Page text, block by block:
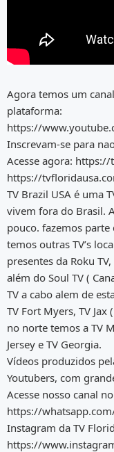
Agora temos um
plataforma:
https://
Inscrevam-se para
Acesse agora:
https://
TV Brazil USA é uma
vivem fora do Brasil.
pouco. fazemos parte
temos outras TV’s
presentes da Roku
além do Soul TV (
TV a cabo alem de
TV Fort Myers, TV
no norte temos a TV
Jersey e TV Georgia.
Vídeos produzidos
Youtubers, com
Acesse nosso canal
https://
Instagram da TV
https://